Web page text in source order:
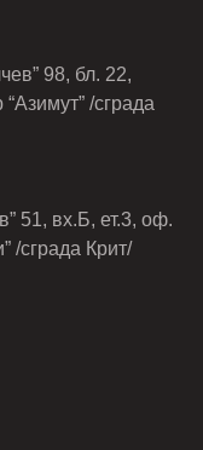
98, бл. 22,
/сграда
51, вх.Б, ет.3, оф.
/сграда Крит/